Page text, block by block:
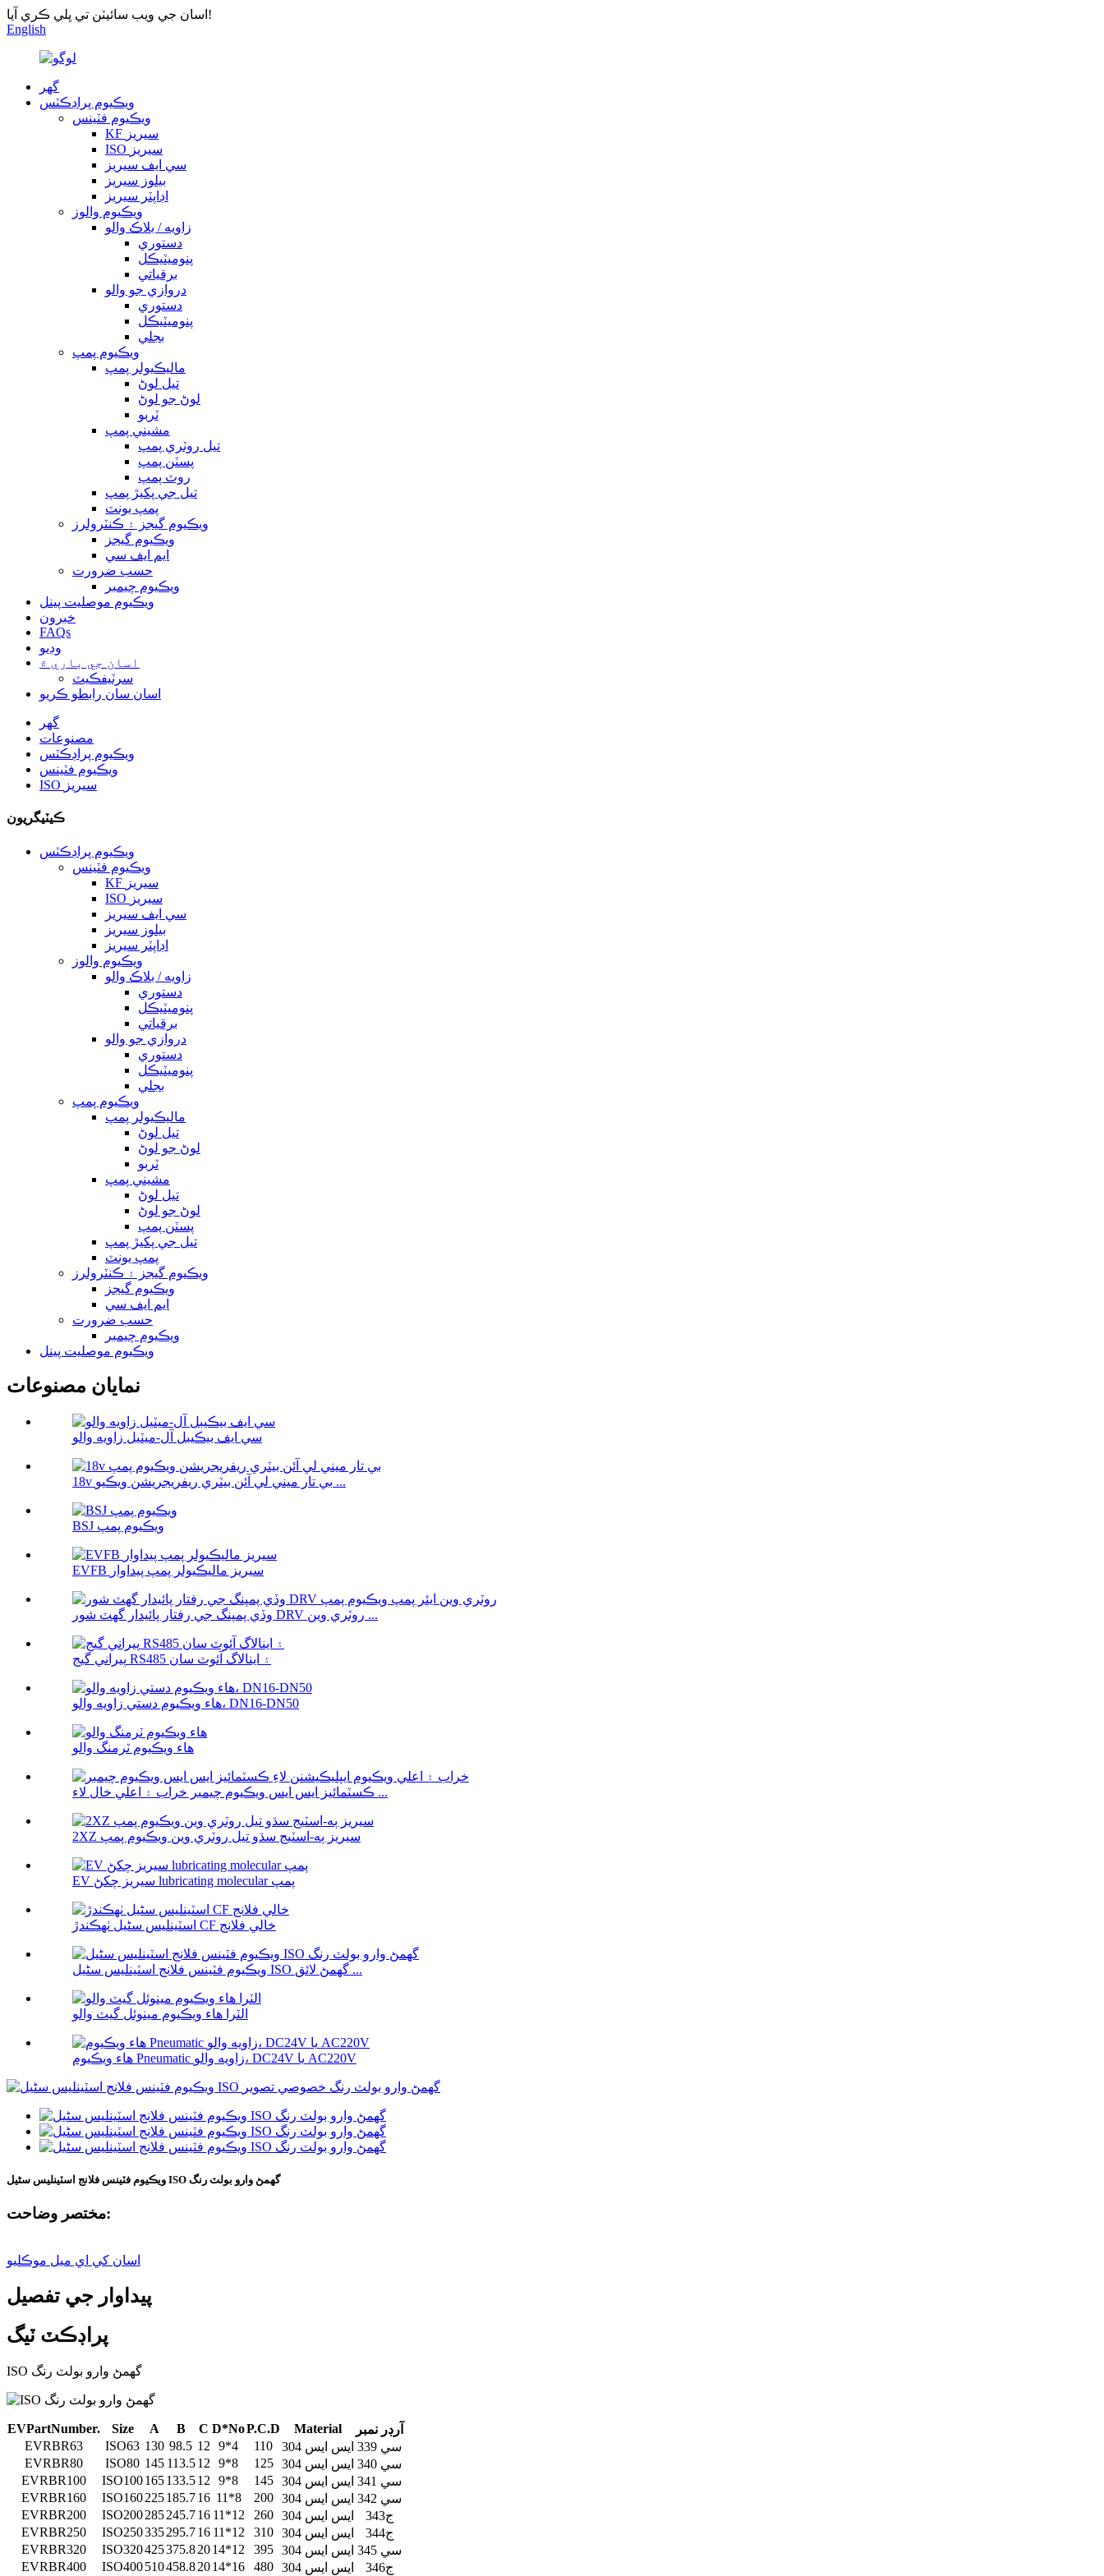
اسان جي ويب سائيٽن تي ڀلي ڪري آيا!
English
گهر
ويڪيوم پراڊڪٽس
ويڪيوم فٽينس
KF سيريز
ISO سيريز
سي ايف سيريز
بيلوز سيريز
اڊاپٽر سيريز
ويڪيوم والوز
زاويه / بلاڪ والو
دستوري
پنوميٽيڪل
برقياتي
دروازي جو والو
دستوري
پنوميٽيڪل
بجلي
ويڪيوم پمپ
ماليڪيولر پمپ
تيل لوڻ
لوڻ جو لوڻ
ٽربو
مشيني پمپ
تيل روٽري پمپ
پسٽن پمپ
روٽ پمپ
تيل جي پکيڙ پمپ
پمپ يونٽ
ويڪيوم گيجز ۽ ڪنٽرولرز
ويڪيوم گيجز
ايم ايف سي
حسب ضرورت
ويڪيوم چيمبر
ويڪيوم موصليت پينل
خبرون
FAQs
وڊيو
اسان جي باري ۾
سرٽيفڪيٽ
اسان سان رابطو ڪريو
گهر
مصنوعات
ويڪيوم پراڊڪٽس
ويڪيوم فٽينس
ISO سيريز
ڪيٽيگريون
ويڪيوم پراڊڪٽس
ويڪيوم فٽينس
KF سيريز
ISO سيريز
سي ايف سيريز
بيلوز سيريز
اڊاپٽر سيريز
ويڪيوم والوز
زاويه / بلاڪ والو
دستوري
پنوميٽيڪل
برقياتي
دروازي جو والو
دستوري
پنوميٽيڪل
بجلي
ويڪيوم پمپ
ماليڪيولر پمپ
تيل لوڻ
لوڻ جو لوڻ
ٽربو
مشيني پمپ
تيل لوڻ
لوڻ جو لوڻ
پسٽن پمپ
تيل جي پکيڙ پمپ
پمپ يونٽ
ويڪيوم گيجز ۽ ڪنٽرولرز
ويڪيوم گيجز
ايم ايف سي
حسب ضرورت
ويڪيوم چيمبر
ويڪيوم موصليت پينل
نمايان مصنوعات
سي ايف بيڪيبل آل-ميٽيل زاويه والو
18v بي تار ميني لي آئن بيٽري ريفريجريشن ويڪيو ...
BSJ ويڪيوم پمپ
EVFB سيريز ماليڪيولر پمپ پيداوار
وڏي پمپنگ جي رفتار پائيدار گھٽ شور DRV روٽري وين ...
پيراني گيج RS485 ۽ اينالاگ آئوٽ سان
هاء ويڪيوم دستي زاويه والو، DN16-DN50
هاء ويڪيوم ٽرمنگ والو
ڪسٽمائيز ايس ايس ويڪيوم چيمبر خراب ۽ اعلي خال لاء ...
2XZ سيريز ٻه-اسٽيج سڌو تيل روٽري وين ويڪيوم پمپ
EV سيريز چکڻ lubricating molecular پمپ
اسٽينلیس سٹیل ٺهڪندڙ CF خالي فلانج
ويڪيوم فٽينس فلانج اسٽينلیس سٹیل ISO گھمڻ لائق ...
الٽرا هاء ويڪيوم مينوئل گيٽ والو
هاء ويڪيوم Pneumatic زاويه والو، DC24V يا AC220V
ويڪيوم فٽينس فلانج اسٽينلیس سٹیل ISO گھمڻ وارو بولٽ رنگ
مختصر وضاحت:
اسان کي اي ميل موڪليو
پيداوار جي تفصيل
پراڊڪٽ ٽيگ
ISO گھمڻ وارو بولٽ رنگ
EVPartNumber. Size A B C D*NoP.C.D Material
آرڊر نمبر
EVRBR63
ISO63 130 98.5 12 9*4 110 304 ايس ايس
سي 339
EVRBR80
ISO80 145 113.5 12 9*8 125 304 ايس ايس
سي 340
EVRBR100
ISO100165133.512 9*8 145 304 ايس ايس
سي 341
EVRBR160
ISO160225185.716 11*8 200 304 ايس ايس
سي 342
EVRBR200
ISO200285245.716 11*12 260 304 ايس ايس
ج343
EVRBR250
ISO250335295.716 11*12 310 304 ايس ايس
ج344
EVRBR320
ISO320425375.82014*12 395 304 ايس ايس
سي 345
EVRBR400
ISO400510458.82014*16 480 304 ايس ايس ج346